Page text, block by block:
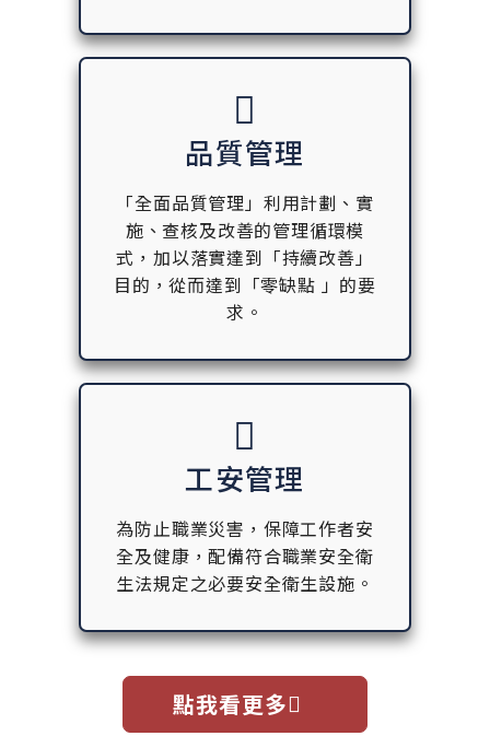
品質管理
「全面品質管理」利用計劃、實
施、查核及改善的管理循環模
式，加以落實達到「持續改善」
目的，從而達到「零缺點 」的要
求。
工安管理
為防止職業災害，保障工作者安
全及健康，配備符合職業安全衛
生法規定之必要安全衛生設施。
點我看更多